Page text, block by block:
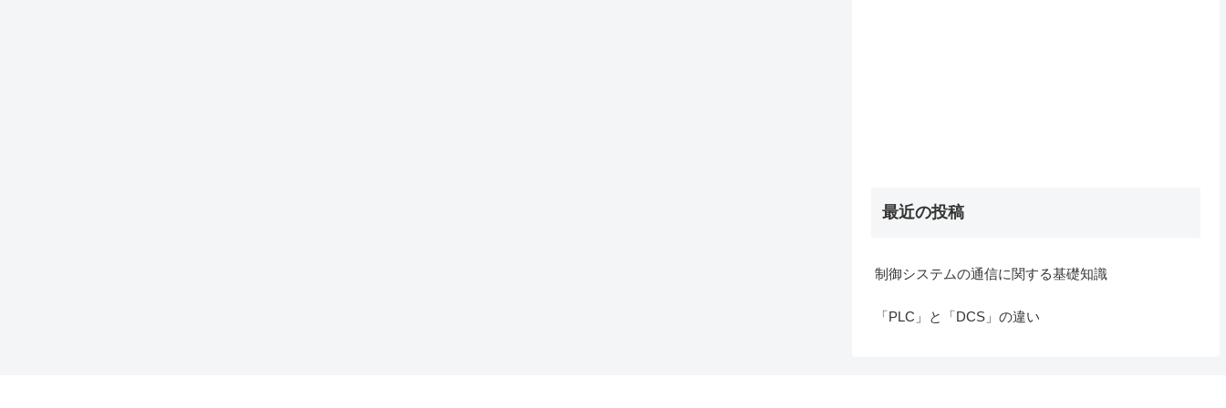
最近の投稿
制御システムの通信に関する基礎知識
「PLC」と「DCS」の違い